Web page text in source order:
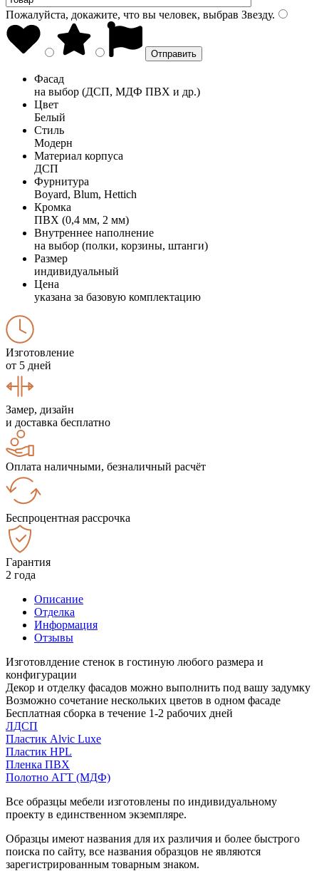
Пожалуйста, докажите, что вы человек, выбрав Звезду.
Фасад
на выбор (ДСП, МДФ ПВХ и др.)
Цвет
Белый
Стиль
Модерн
Материал корпуса
ДСП
Фурнитура
Boyard, Blum, Hettich
Кромка
ПВХ (0,4 мм, 2 мм)
Внутреннее наполнение
на выбор (полки, корзины, штанги)
Размер
индивидуальный
Цена
указана за базовую комплектацию
Изготовление
от 5 дней
Замер, дизайн
и доставка бесплатно
Оплата наличными, безналичный расчёт
Беспроцентная рассрочка
Гарантия
2 года
Описание
Отделка
Информация
Отзывы
Изготовлдение стенок в гостиную любого размера и
конфигурации
Декор и отделку фасадов можно выполнить под вашу задумку
Возможно сочетание нескольких цветов в одном фасаде
Бесплатная сборка в течение 1-2 рабочих дней
ЛДСП
Пластик Alvic Luxe
Пластик HPL
Пленка ПВХ
Полотно АГТ (МДФ)
Все образцы мебели изготовлены по индивидуальному
проекту в единственном экземпляре.
Образцы имеют названия для их различия и более быстрого
поиска по сайту, все названия образцов не являются
зарегистрированным товарным знаком.